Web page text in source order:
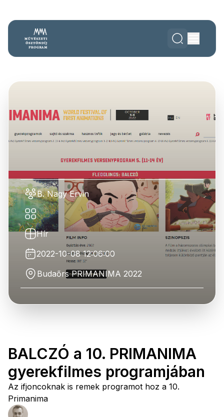
B. Nagy Ervin
Hír
2022-10-08 12:06:00
Budaőrs PRIMANIMA 2022
BALCZÓ a 10. PRIMANIMA
gyerekfilmes programjában
Az ifjoncoknak is remek programot hoz a 10.
Primanima